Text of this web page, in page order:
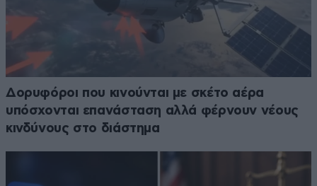
Δορυφόροι που κινούνται με σκέτο αέρα
υπόσχονται επανάσταση αλλά φέρνουν νέους
κινδύνους στο διάστημα